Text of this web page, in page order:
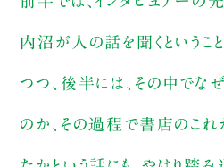
内沼が人の話を聞くというこ
つつ、後半には、その中でな
のか、その過程で書店のこれ